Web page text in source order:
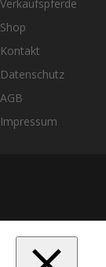
Verkaufspferde
Shop
Kontakt
Datenschutz
AGB
Impressum